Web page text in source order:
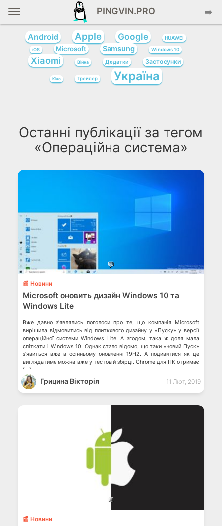
PINGVIN.PRO ➡️
Android Apple Google HUAWEI
iOS Microsoft Samsung Windows 10
Xiaomi Війна Додатки Застосунки
Кіно Трейлер Україна
Останні публікації за тегом
«Операційна система»
💬
📰 Новини
Microsoft оновить дизайн Windows 10 та
Windows Lite
Вже давно з’являлись поголоси про те, що компанія Microsoft
вирішила відмовитись від плиткового дизайну у «Пуску» у версії
операційної системи Windows Lite. А згодом, така ж доля мала
спіткати і Windows 10. Однак стало відомо, що таки «новий Пуск»
з’явиться вже в осінньому оновленні 19H2. А подивитися як це
виглядатиме можна вже у тестовій збірці. Chrome для ПК отримає
[…]
Грицина Вікторія 11 Лют, 2019
💬
📰 Новини